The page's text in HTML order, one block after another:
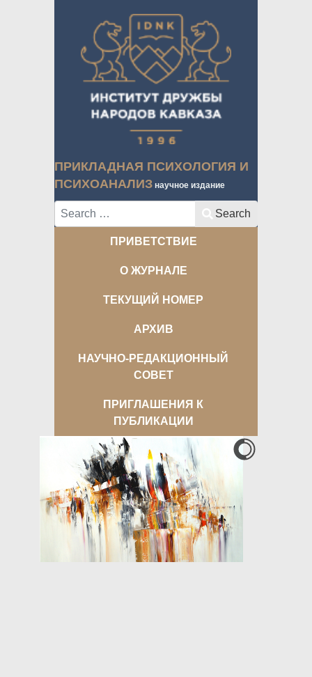
ПРИКЛАДНАЯ ПСИХОЛОГИЯ И
ПСИХОАНАЛИЗ научное издание
Search Search
ПРИВЕТСТВИЕ
О ЖУРНАЛЕ
ТЕКУЩИЙ НОМЕР
АРХИВ
НАУЧНО-РЕДАКЦИОННЫЙ
СОВЕТ
ПРИГЛАШЕНИЯ К
ПУБЛИКАЦИИ